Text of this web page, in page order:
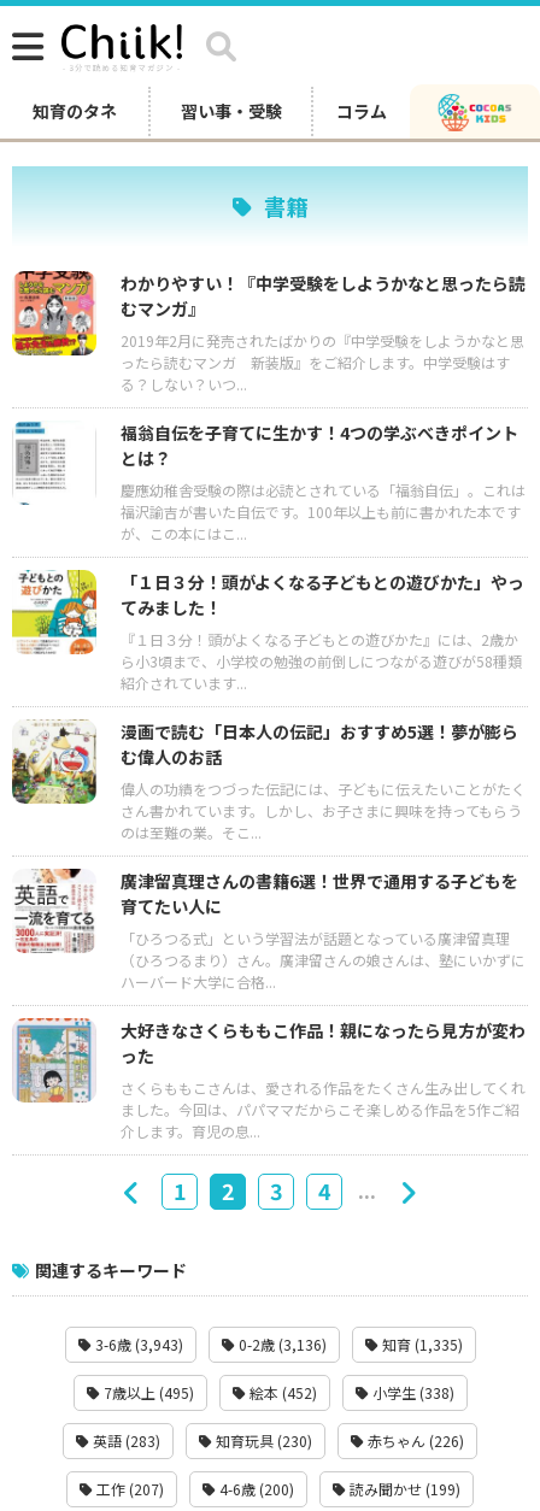
知育のタネ 習い事・受験 コラム
書籍
わかりやすい！『中学受験をしようかなと思ったら読
むマンガ』
2019年2月に発売されたばかりの『中学受験をしようかなと思
ったら読むマンガ 新装版』をご紹介します。中学受験はす
る？しない？いつ...
福翁自伝を子育てに生かす！4つの学ぶべきポイント
とは？
慶應幼稚舎受験の際は必読とされている「福翁自伝」。これは
福沢諭吉が書いた自伝です。100年以上も前に書かれた本です
が、この本にはこ...
「１日３分！頭がよくなる子どもとの遊びかた」やっ
てみました！
『１日３分！頭がよくなる子どもとの遊びかた』には、2歳か
ら小3頃まで、小学校の勉強の前倒しにつながる遊びが58種類
紹介されています...
漫画で読む「日本人の伝記」おすすめ5選！夢が膨ら
む偉人のお話
偉人の功績をつづった伝記には、子どもに伝えたいことがたく
さん書かれています。しかし、お子さまに興味を持ってもらう
のは至難の業。そこ...
廣津留真理さんの書籍6選！世界で通用する子どもを
育てたい人に
「ひろつる式」という学習法が話題となっている廣津留真理
（ひろつるまり）さん。廣津留さんの娘さんは、塾にいかずに
ハーバード大学に合格...
大好きなさくらももこ作品！親になったら見方が変わ
った
さくらももこさんは、愛される作品をたくさん生み出してくれ
ました。今回は、パパママだからこそ楽しめる作品を5作ご紹
介します。育児の息...
1 2 3 4 ...
関連するキーワード
3-6歳 (3,943) 0-2歳 (3,136) 知育 (1,335)
7歳以上 (495) 絵本 (452) 小学生 (338)
英語 (283) 知育玩具 (230) 赤ちゃん (226)
工作 (207) 4-6歳 (200) 読み聞かせ (199)